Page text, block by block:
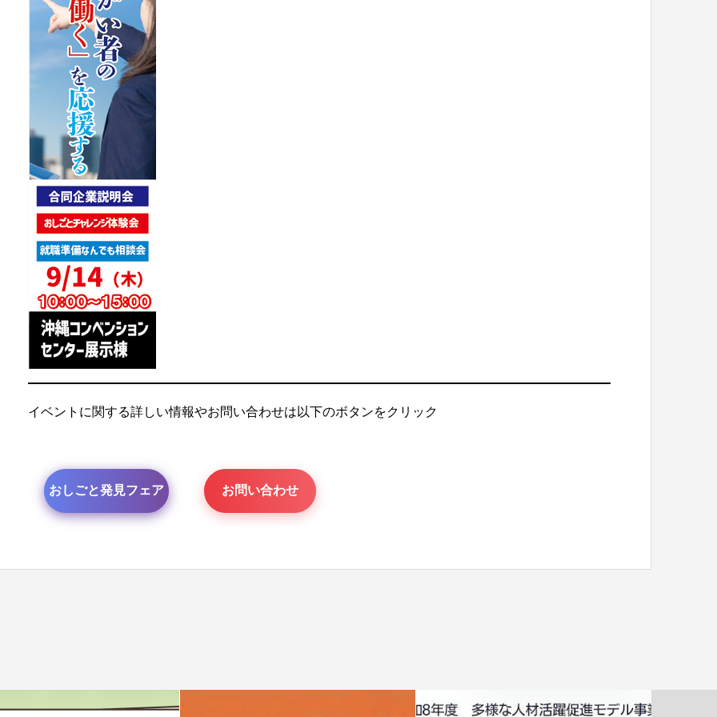
イベントに関する詳しい情報やお問い合わせは以下のボタンをクリック
おしごと発見フェア お問い合わせ